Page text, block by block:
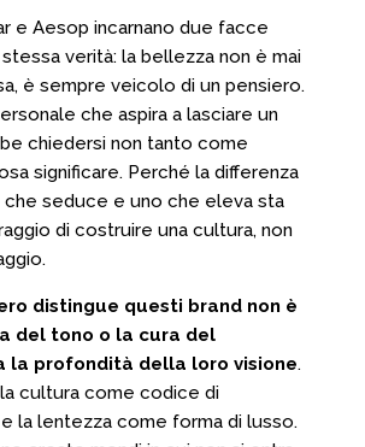
e Aesop incarnano due facce
verità: la bellezza non è mai
è sempre veicolo di un pensiero.
che aspira a lasciare un
chiedersi non tanto come
significare. Perché la differenza
che seduce e uno che eleva sta
di costruire una cultura, non
distingue questi brand non è
del tono o la cura del
la profondità della loro visione.
cultura come codice di
la lentezza come forma di lusso.